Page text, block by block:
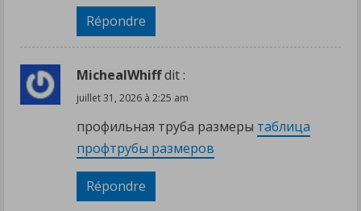
Répondre
MichealWhiffdit :
juillet 31, 2026 à 2:25 am
профильная труба размеры таблица
профтрубы размеров
Répondre